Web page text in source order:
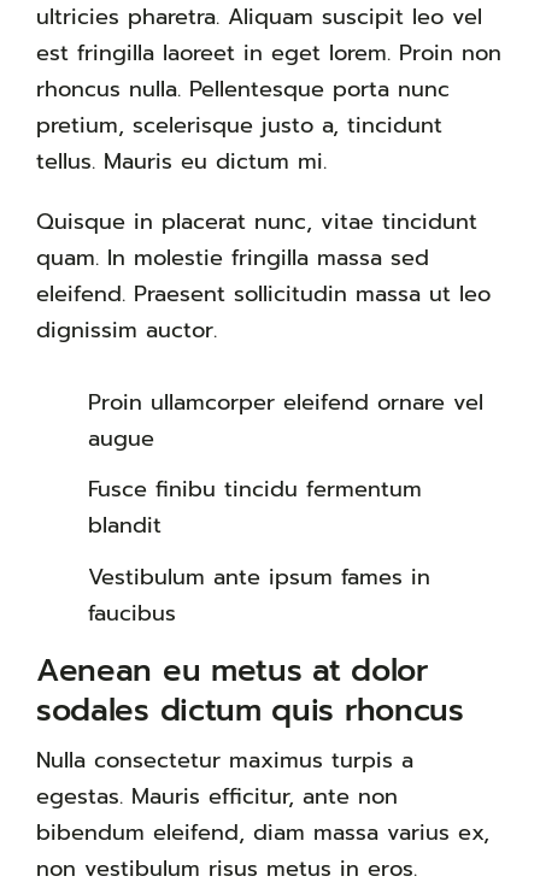
ultricies pharetra. Aliquam suscipit leo vel
est fringilla laoreet in eget lorem. Proin non
rhoncus nulla. Pellentesque porta nunc
pretium, scelerisque justo a, tincidunt
tellus. Mauris eu dictum mi.
Quisque in placerat nunc, vitae tincidunt
quam. In molestie fringilla massa sed
eleifend. Praesent sollicitudin massa ut leo
dignissim auctor.
Proin ullamcorper eleifend ornare vel
augue
Fusce finibu tincidu fermentum
blandit
Vestibulum ante ipsum fames in
faucibus
Aenean eu metus at dolor
sodales dictum quis rhoncus
Nulla consectetur maximus turpis a
egestas. Mauris efficitur, ante non
bibendum eleifend, diam massa varius ex,
non vestibulum risus metus in eros.